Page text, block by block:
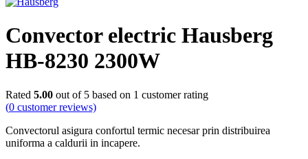
Convector electric Hausberg
HB-8230 2300W
Rated 5.00 out of 5 based on 1 customer rating
(0 customer reviews)
Convectorul asigura confortul termic necesar prin distribuirea
uniforma a caldurii in incapere.